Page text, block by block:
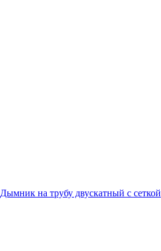
Дымник на трубу двускатный с сеткой